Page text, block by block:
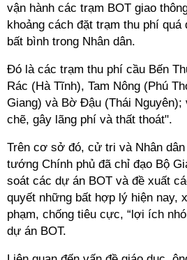
vận hành các trạm BOT giao
khoảng cách đặt trạm thu phí
bất bình trong Nhân dân.
Đó là các trạm thu phí cầu Bến
Rác (Hà Tĩnh), Tam Nông (Phú
Giang) và Bờ Đậu (Thái
chẽ, gây lãng phí và thất thoát".
Trên cơ sở đó, cử tri và Nhân
tướng Chính phủ đã chỉ đạo Bộ
soát các dự án BOT và đề xuất
quyết những bất hợp lý hiện nay,
phạm, chống tiêu cực, “lợi ích
dự án BOT.